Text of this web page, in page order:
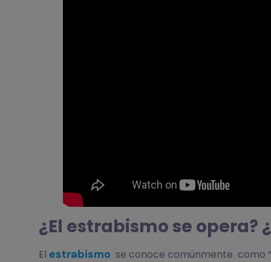
¿E​l estrabismo se opera?
El estrabismo se conoce comúnmente como